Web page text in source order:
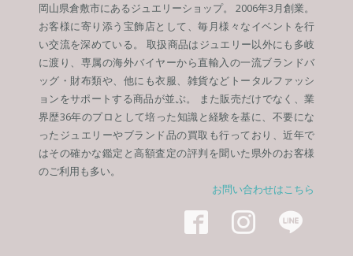
岡山県倉敷市にあるジュエリーショップ。 2006年3月創業。
お客様に寄り添う宝飾店として、毎月様々なイベントを行
い交流を深めている。 取扱商品はジュエリー以外にも多岐
に渡り、専属の海外バイヤーから直輸入の一流ブランドバ
ッグ・財布類や、他にも衣服、雑貨などトータルファッシ
ョンをサポートする商品が並ぶ。 また販売だけでなく、業
界歴36年のプロとして培った知識と経験を基に、不要にな
ったジュエリーやブランド品の買取も行っており、近年で
はその確かな鑑定と高額査定の評判を聞いた県外のお客様
のご利用も多い。
お問い合わせはこちら
  